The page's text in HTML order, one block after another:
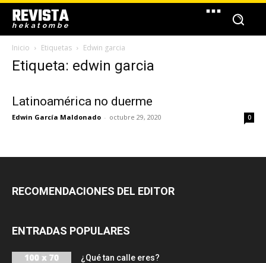
REVISTA
hekatombe
Inicio Etiquetas Edwin garcia
Etiqueta: edwin garcia
Latinoamérica no duerme
Edwin García Maldonado - octubre 29, 2020 0
RECOMENDACIONES DEL EDITOR
ENTRADAS POPULARES
¿Qué tan calle eres?